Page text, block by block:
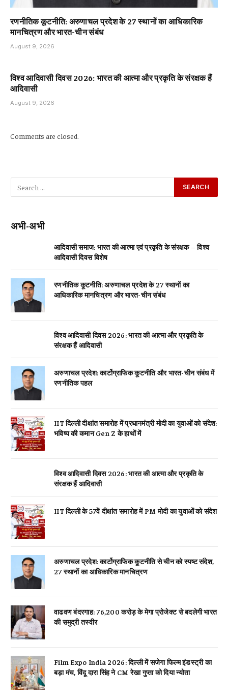
रणनीतिक कूटनीति: अरुणाचल प्रदेश के 27 स्थानों का आधिकारिक
मानचित्रण और भारत-चीन संबंध
August 9, 2026
विश्व आदिवासी दिवस 2026: भारत की आत्मा और प्रकृति के संरक्षक हैं
आदिवासी
August 9, 2026
Comments are closed.
अभी-अभी
आदिवासी समाज: भारत की आत्मा एवं प्रकृति के संरक्षक – विश्व
आदिवासी दिवस विशेष
रणनीतिक कूटनीति: अरुणाचल प्रदेश के 27 स्थानों का
आधिकारिक मानचित्रण और भारत-चीन संबंध
विश्व आदिवासी दिवस 2026: भारत की आत्मा और प्रकृति के
संरक्षक हैं आदिवासी
अरुणाचल प्रदेश: कार्टोग्राफिक कूटनीति और भारत-चीन संबंध में
रणनीतिक पहल
IIT दिल्ली दीक्षांत समारोह में प्रधानमंत्री मोदी का युवाओं को संदेश:
भविष्य की कमान Gen Z के हाथों में
विश्व आदिवासी दिवस 2026: भारत की आत्मा और प्रकृति के
संरक्षक हैं आदिवासी
IIT दिल्ली के 57वें दीक्षांत समारोह में PM मोदी का युवाओं को संदेश
अरुणाचल प्रदेश: कार्टोग्राफिक कूटनीति से चीन को स्पष्ट संदेश,
27 स्थानों का आधिकारिक मानचित्रण
वाढवण बंदरगाह: 76,200 करोड़ के मेगा प्रोजेक्ट से बदलेगी भारत
की समुद्री तस्वीर
Film Expo India 2026: दिल्ली में सजेगा फिल्म इंडस्ट्री का
बड़ा मंच, विंदू दारा सिंह ने CM रेखा गुप्ता को दिया न्योता